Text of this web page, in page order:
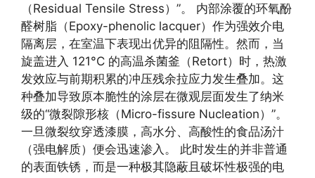
（Residual Tensile Stress）”。 内部涂覆的环氧酚
醛树脂（Epoxy-phenolic lacquer）作为强效介电
隔离层，在室温下表现出优异的阻隔性。然而，当
旋盖进入 121°C 的高温杀菌釜（Retort）时，热激
发效应与前期积累的冲压残余拉应力发生叠加。这
种叠加导致原本脆性的涂层在微观层面发生了纳米
级的“微裂隙形核（Micro-fissure Nucleation）”。
一旦微裂纹穿透漆膜，高水分、高酸性的食品汤汁
（强电解质）便会迅速渗入。 此时发生的并非普通
的表面铁锈，而是一种极其隐蔽且破坏性极强的电